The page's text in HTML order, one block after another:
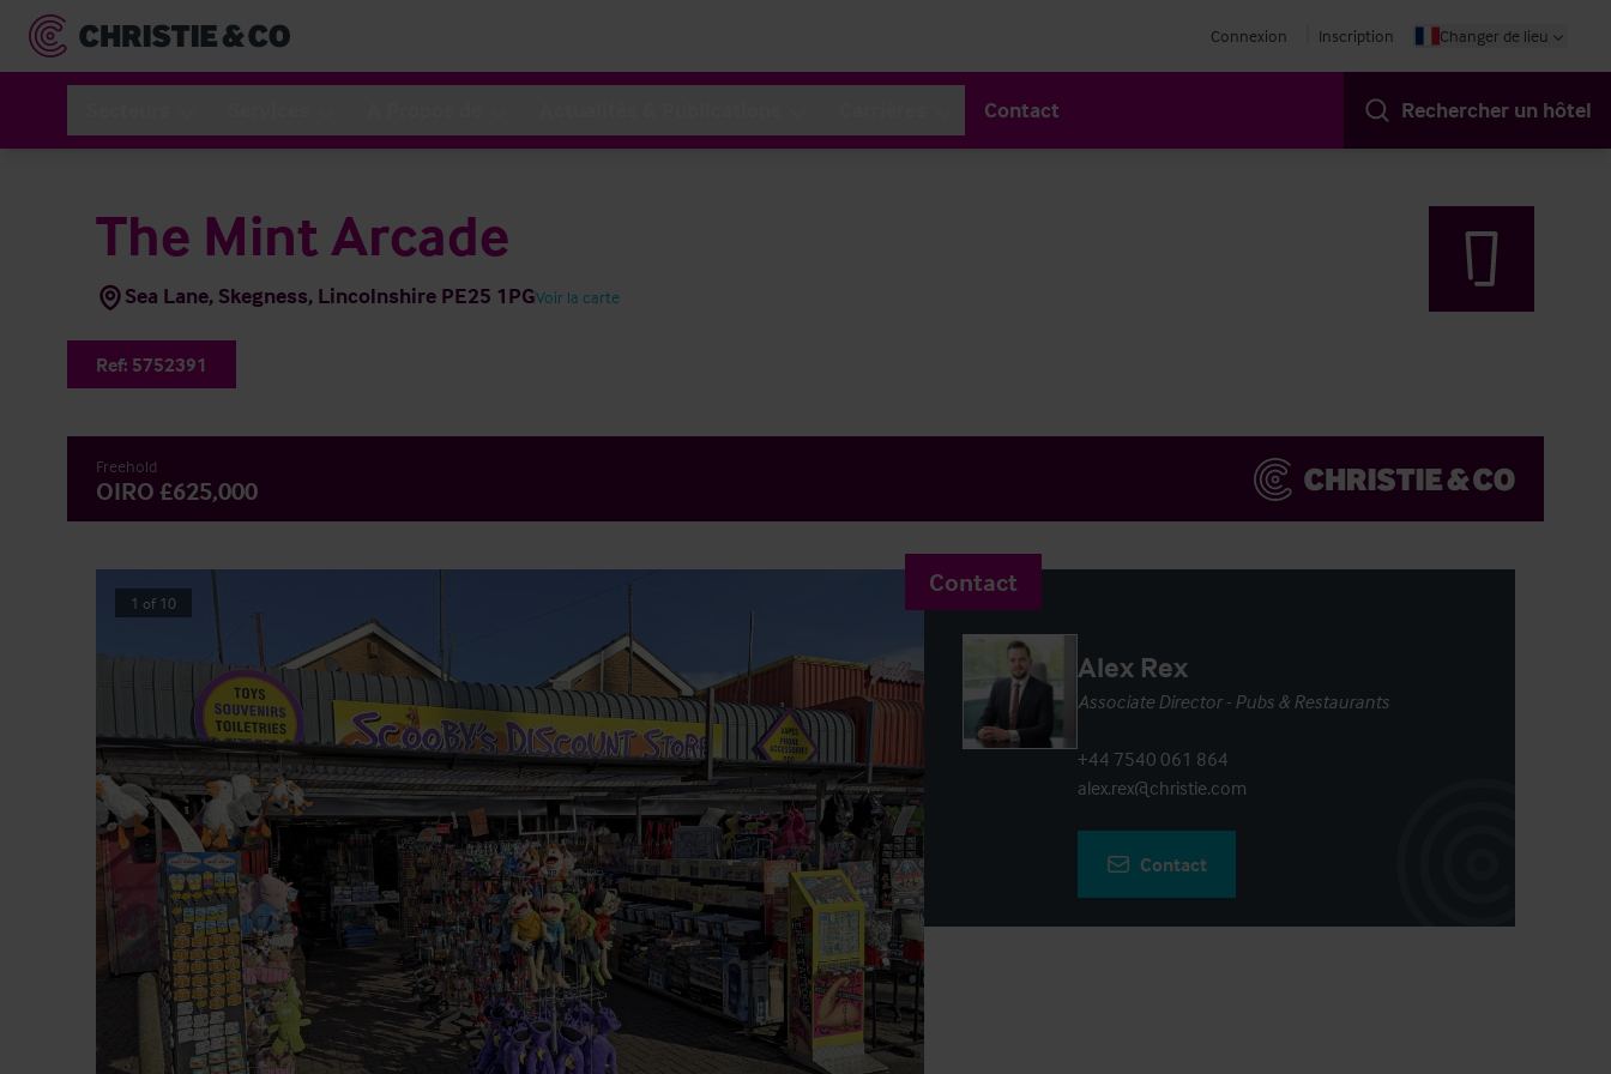
Connexion Inscription Changer de lieu
Contact Rechercher un hôtel
The Mint Arcade
Sea Lane, Skegness, Lincolnshire PE25 1PGVoir la carte
Ref: 5752391
Freehold
OIRO £625,000
1 of 10
Contact
Alex Rex
Associate Director - Pubs & Restaurants
+44 7540 061 864
alex.rex@christie.com
Contact